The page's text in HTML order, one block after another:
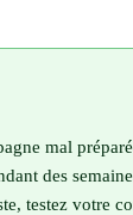
mal
des
testez votre